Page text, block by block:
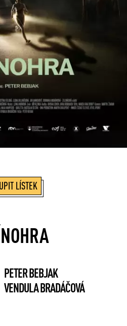
LÍSTEK
PETER BEBJAK
VENDULA BRADÁČOVÁ